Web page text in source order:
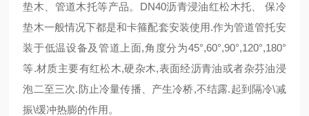
垫木、管道木托等产品。DN40沥青浸油红松木托、 保冷
垫木一般情况下都是和卡箍配套安装使用.作为管道管托安
装于低温设备及管道上面,角度分为45°,60°,90°,120°,180°
等.材质主要有红松木,硬杂木,表面经沥青油或者杂芬油浸
泡二至三次.防止冷量传播、产生冷桥,不结露.起到隔冷\减
振\缓冲热膨的作用。